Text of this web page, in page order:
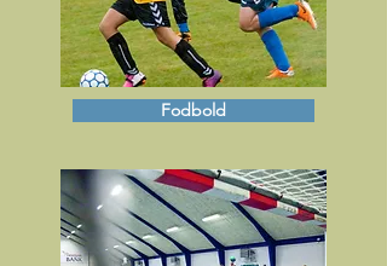
Fodbold